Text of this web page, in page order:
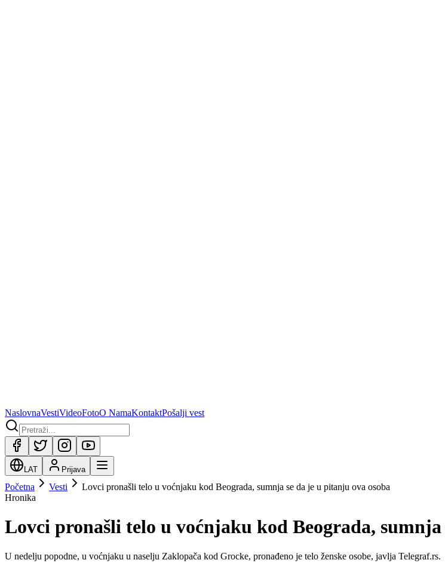
NaslovnaVestiVideoFotoO NamaKontaktPošalji vest
LAT Prijava
Početna Vesti
Lovci pronašli telo u voćnjaku kod Beograda, sumnja se da je u pitanju ova osoba
Hronika
Lovci pronašli telo u voćnjaku kod Beograda,
U nedelju popodne, u voćnjaku u naselju Zaklopača kod Grocke, pronađeno je telo ženske osobe, javlja Telegraf.rs.